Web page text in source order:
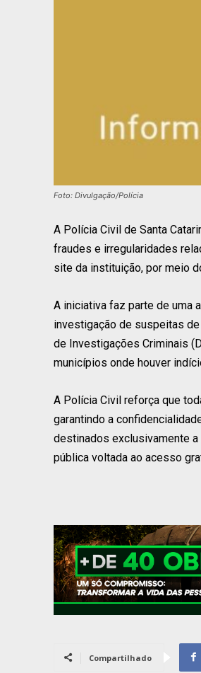
Foto: Divulgação/Polícia
A Polícia Civil de Santa
fraudes e irregularidades
site da instituição, por meio
A iniciativa faz parte de uma
investigação de suspeitas
de Investigações Criminais
municípios onde houver
A Polícia Civil reforça que
garantindo a
destinados exclusivamente
pública voltada ao acesso
Compartilhado